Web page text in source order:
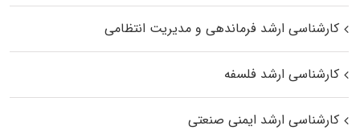
کارشناسی ارشد فرماندهی و مدیریت انتظامی
کارشناسی ارشد فلسفه
کارشناسی ارشد ایمنی صنعتی